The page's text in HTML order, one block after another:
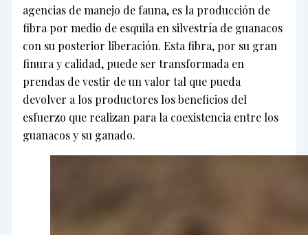
agencias de manejo de fauna, es la producción de
fibra por medio de esquila en silvestría de guanacos
con su posterior liberación. Esta fibra, por su gran
finura y calidad, puede ser transformada en
prendas de vestir de un valor tal que pueda
devolver a los productores los beneficios del
esfuerzo que realizan para la coexistencia entre los
guanacos y su ganado.